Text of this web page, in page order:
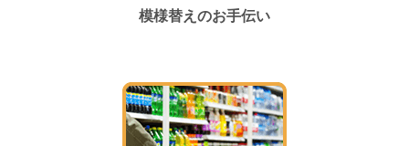
模様替えのお手伝い